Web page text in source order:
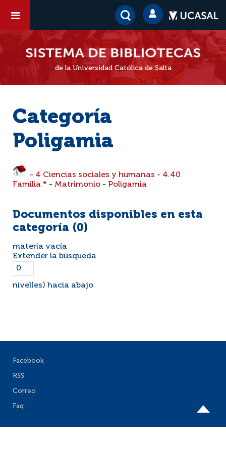
de la Universidad Católica de Salta
Categoría
Poligamia
- 4 Ciencias sociales y humanas - 4.40
Familia * - Matrimonio - Poligamia
Documentos disponibles en esta
categoría (0)
materia vacía
Extender la búsqueda
nivel(es) hacia abajo
Facebook
RSS
Correo
Faq